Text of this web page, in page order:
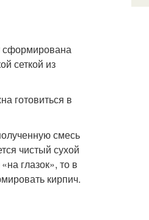
сформирована
сеткой из
готовиться в
смесь
чистый сухой
глазок», то в
кирпич.